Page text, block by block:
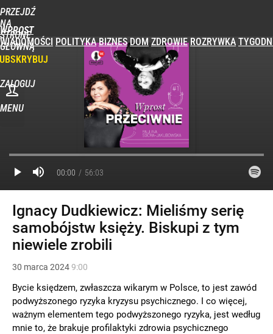
PRZEJDŹ
NA
STRONĘ
GŁÓWNĄ
WPROST
WIADOMOŚCI POLITYKA BIZNES DOM ZDROWIE ROZRYWKA
ZALOGUJ
MENU
Ignacy Dudkiewicz: Mieliśmy serię
samobójstw księży. Biskupi z tym
niewiele zrobili
30 marca 20249:00
Bycie księdzem, zwłaszcza wikarym w Polsce, to jest zawód
podwyższonego ryzyka kryzysu psychicznego. I co więcej,
ważnym elementem tego podwyższonego ryzyka, jest według
mnie to, że brakuje profilaktyki zdrowia psychicznego
00:00 56:03